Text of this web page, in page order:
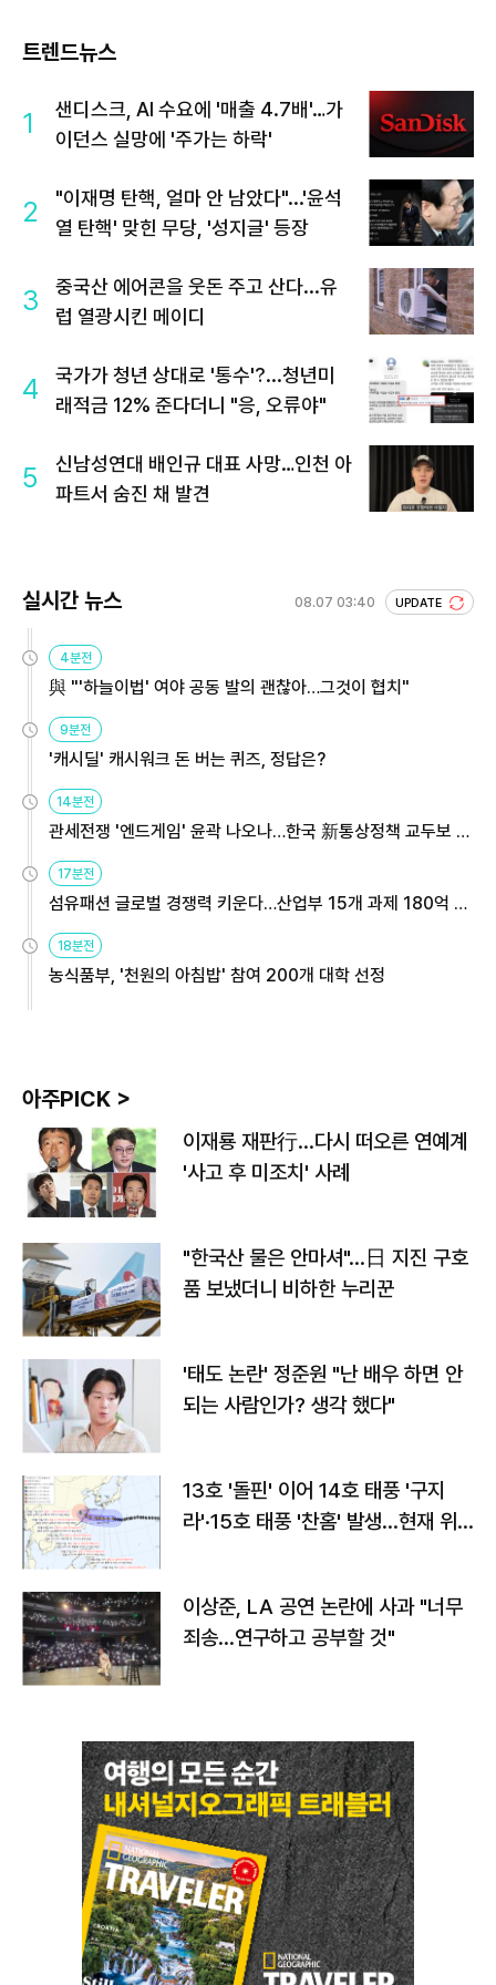
트렌드뉴스
1
샌디스크, AI 수요에 '매출 4.7배'…가
이던스 실망에 '주가는 하락'
2
"이재명 탄핵, 얼마 안 남았다"...'윤석
열 탄핵' 맞힌 무당, '성지글' 등장
3
중국산 에어콘을 웃돈 주고 산다...유
럽 열광시킨 메이디
4
국가가 청년 상대로 '통수'?...청년미
래적금 12% 준다더니 "응, 오류야"
5
신남성연대 배인규 대표 사망…인천 아
파트서 숨진 채 발견
실시간 뉴스 08.07 03:40 UPDATE
4분전
與 "'하늘이법' 여야 공동 발의 괜찮아…그것이 협치"
9분전
'캐시딜' 캐시워크 돈 버는 퀴즈, 정답은?
14분전
관세전쟁 '엔드게임' 윤곽 나오나…한국 新통상정책 교두보 활
17분전
섬유패션 글로벌 경쟁력 키운다…산업부 15개 과제 180억 지
18분전
농식품부, '천원의 아침밥' 참여 200개 대학 선정
아주PICK >
이재룡 재판行…다시 떠오른 연예계
'사고 후 미조치' 사례
"한국산 물은 안마셔"…日 지진 구호
품 보냈더니 비하한 누리꾼
'태도 논란' 정준원 "난 배우 하면 안
되는 사람인가? 생각 했다"
13호 '돌핀' 이어 14호 태풍 '구지
라'·15호 태풍 '찬홈' 발생…현재 위
이상준, LA 공연 논란에 사과 "너무
죄송…연구하고 공부할 것"